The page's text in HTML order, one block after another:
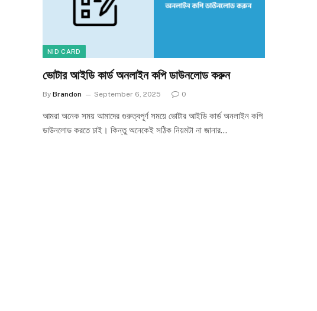
NID CARD
ভোটার আইডি কার্ড অনলাইন কপি ডাউনলোড করুন
By Brandon September 6, 2025 0
আমরা অনেক সময় আমাদের গুরুত্বপূর্ণ সময়ে ভোটার আইডি কার্ড অনলাইন কপি
ডাউনলোড করতে চাই। কিন্তু অনেকেই সঠিক নিয়মটা না জানার…